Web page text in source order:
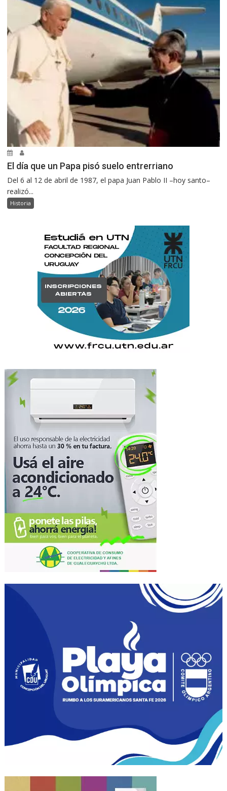
El día que un Papa pisó suelo entrerriano
Del 6 al 12 de abril de 1987, el papa Juan Pablo II –hoy santo–
realizó...
Historia